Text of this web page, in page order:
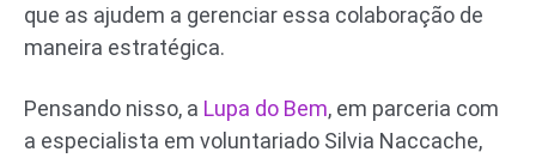
que as ajudem a gerenciar essa colaboração de
maneira estratégica.
Pensando nisso, a Lupa do Bem, em parceria com
a especialista em voluntariado Silvia Naccache,